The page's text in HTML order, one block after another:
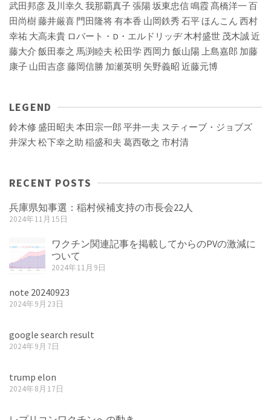
武田邦彦 及川幸久 我那覇真子張陽坂東忠信鳴霞 髙橋洋一 百
田尚樹藤井厳喜 門田隆将有本香 山岡鉄秀 石平 ほんこん 西村
幸祐 大高未貴 ロバート・D・エルドリッヂ木村盛世 茂木誠近
藤大介 飯田泰之 馬渕睦夫 松田学 西岡力 飯山陽上島嘉郎 加藤
康子 山田吉彦藤岡信勝 加瀬英明 矢野義昭 近藤元博
LEGEND
鈴木修 盛田昭夫 本田宗一郎 平井一夫 スティーブ・ジョブズ
井深大 松下幸之助 稲盛和夫 葛西敬之 市村清
RECENT POSTS
兵庫県知事選：稲村候補支持の市長会22人
2024年11月15日
ワクチン関連記事を掲載してからのPVの激減に
ついて
2024年11月9日
note 20240923
2024年9月23日
google search result
2024年9月7日
trump elon
2024年8月17日